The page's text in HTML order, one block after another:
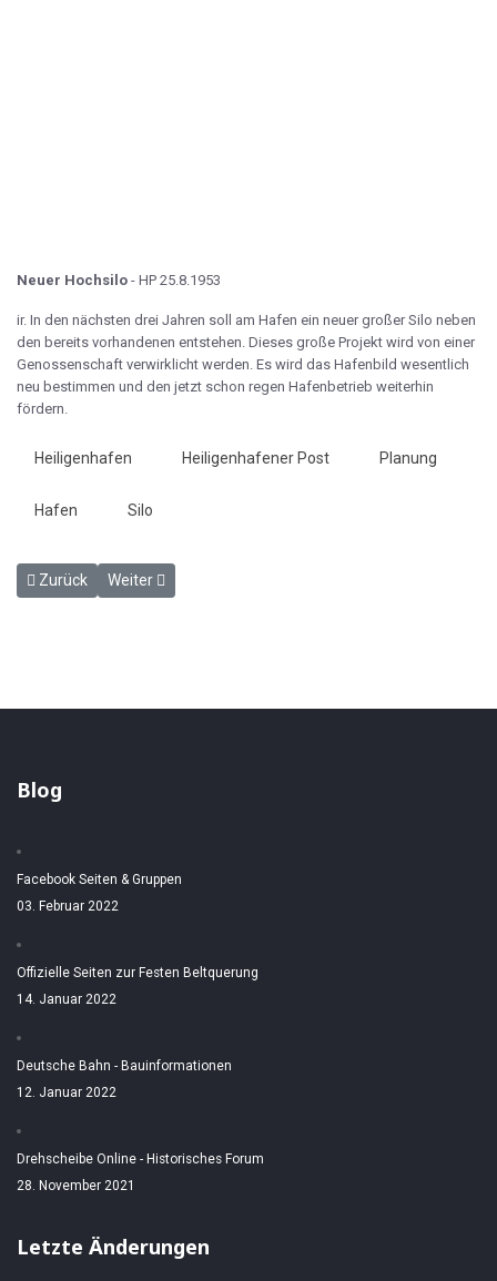
Neuer Hochsilo - HP 25.8.1953
ir. In den nächsten drei Jahren soll am Hafen ein neuer großer Silo neben
den bereits vorhandenen entstehen. Dieses große Projekt wird von einer
Genossenschaft verwirklicht werden. Es wird das Hafenbild wesentlich
neu bestimmen und den jetzt schon regen Hafenbetrieb weiterhin
fördern.
Heiligenhafen Heiligenhafener Post Planung
Hafen Silo
Vorheriger Beitrag: Fahrt der Sundfähre - HP 25.8.1953
Zurück Nächster Beitrag: Großes Richtfest - HP 1.9.1953
Weiter
Blog
Facebook Seiten & Gruppen
03. Februar 2022
Offizielle Seiten zur Festen Beltquerung
14. Januar 2022
Deutsche Bahn - Bauinformationen
12. Januar 2022
Drehscheibe Online - Historisches Forum
28. November 2021
Letzte Änderungen